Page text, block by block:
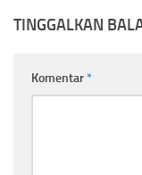
TINGGALKAN
Komentar*